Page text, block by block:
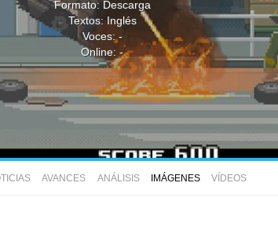
Formato: Descarga
Textos: Inglés
Voces: -
Online: -
AVANCES ANÁLISIS IMÁGENES VÍDEOS